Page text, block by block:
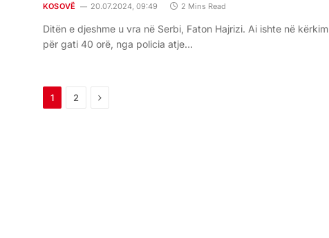
KOSOVË 20.07.2024, 09:49 2 Mins Read
Ditën e djeshme u vra në Serbi, Faton Hajrizi. Ai ishte në kërkim
për gati 40 orë, nga policia atje…
1 2 Next